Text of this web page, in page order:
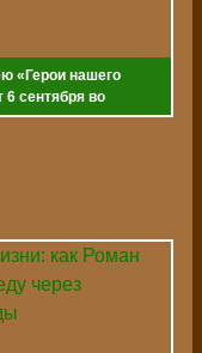
«Герои нашего
сентября во